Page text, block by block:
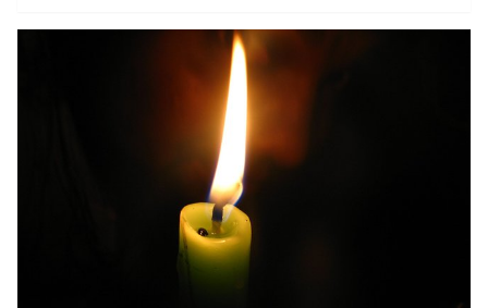
niebezpiecznego wypadku. Kilka centymetrów od 50-
latka podłoga przebita została przez szynę.Gruby kawał
metalu z łatwością pokonał warstwy podwozia
tramwaju. Zdjęcia opublikowane w sieci pokazują, jak